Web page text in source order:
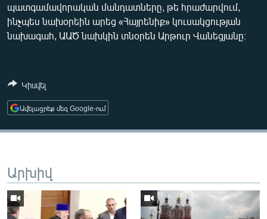
ԿՈՐՈՆԱՎԻՐՈՒՍ
ԱՐԽԻՎ
ԲԱՆԱՎԵՃ
ՁԳՏԵԼՈՎ ԼԱՎԱԳՈՒՅՆԻՆ
English
Русский
Auto 240p 360p 480p
480p
720p
պատգամավորական մանդատները, թե հրաժարվում,
ինչպես նախօրեին արեց «Հայրենիք» կուսակցության
նախագահ, ԱԱԾ նախկին տնօրեն Արթուր Վանեցյանը։
Կիսվել
Ավելացրեք մեզ Google-ում
Արխիվ